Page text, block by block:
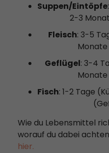
Suppen/Eintöpfe
2-3
Fleisch: 3-5
Geflügel: 3-4
Fisch: 1-2 Tage
Wie du Lebensmittel
worauf du dabei
hier.